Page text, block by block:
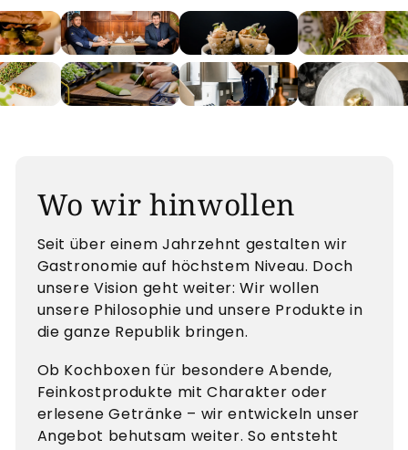
Wo wir hinwollen
Seit über einem Jahrzehnt gestalten wir
Gastronomie auf höchstem Niveau. Doch
unsere Vision geht weiter: Wir wollen
unsere Philosophie und unsere Produkte in
die ganze Republik bringen.
Ob Kochboxen für besondere Abende,
Feinkostprodukte mit Charakter oder
erlesene Getränke – wir entwickeln unser
Angebot behutsam weiter. So entsteht